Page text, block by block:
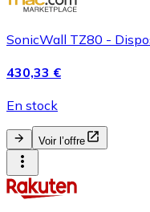
SonicWall TZ80 -
430,33 €
En stock
Voir l’offre